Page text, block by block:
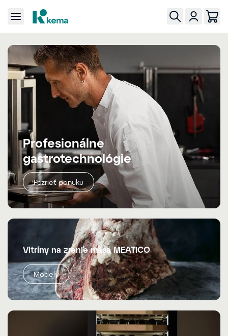
Profesionálne
gastrotechnológie
Pozrieť ponuku
Vitríny na zrenie mäsa MEATICO
Modely